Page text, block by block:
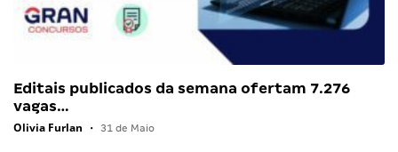
Editais publicados da semana ofertam 7.276
vagas…
Olivia Furlan • 31 de Maio